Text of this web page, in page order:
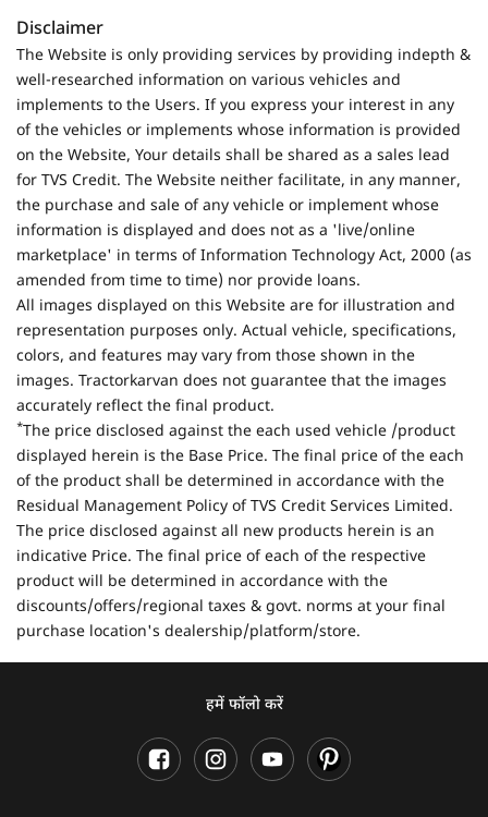
Disclaimer
The Website is only providing services by providing indepth &
well-researched information on various vehicles and
implements to the Users. If you express your interest in any
of the vehicles or implements whose information is provided
on the Website, Your details shall be shared as a sales lead
for TVS Credit. The Website neither facilitate, in any manner,
the purchase and sale of any vehicle or implement whose
information is displayed and does not as a 'live/online
marketplace' in terms of Information Technology Act, 2000 (as
amended from time to time) nor provide loans.
All images displayed on this Website are for illustration and
representation purposes only. Actual vehicle, specifications,
colors, and features may vary from those shown in the
images. Tractorkarvan does not guarantee that the images
accurately reflect the final product.
*The price disclosed against the each used vehicle /product
displayed herein is the Base Price. The final price of the each
of the product shall be determined in accordance with the
Residual Management Policy of TVS Credit Services Limited.
The price disclosed against all new products herein is an
indicative Price. The final price of each of the respective
product will be determined in accordance with the
discounts/offers/regional taxes & govt. norms at your final
purchase location's dealership/platform/store.
हमें फॉलो करें